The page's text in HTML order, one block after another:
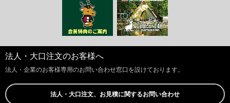
法人・大口注文のお客様へ
法人・企業のお客様専用のお問い合わせ窓口を設けております。
法人・大口注文、お見積に関するお問い合わせ